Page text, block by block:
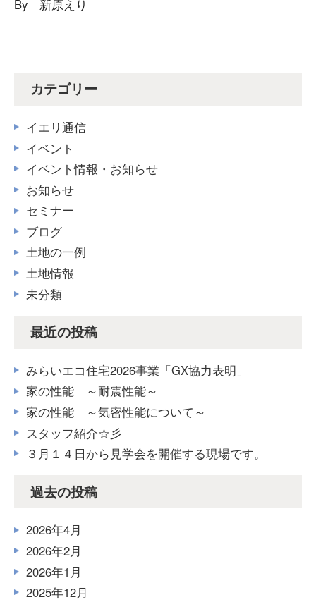
By 新原えり
カテゴリー
イエリ通信
イベント
イベント情報・お知らせ
お知らせ
セミナー
ブログ
土地の一例
土地情報
未分類
最近の投稿
みらいエコ住宅2026事業「GX協力表明」
家の性能 ～耐震性能～
家の性能 ～気密性能について～
スタッフ紹介☆彡
３月１４日から見学会を開催する現場です。
過去の投稿
2026年4月
2026年2月
2026年1月
2025年12月